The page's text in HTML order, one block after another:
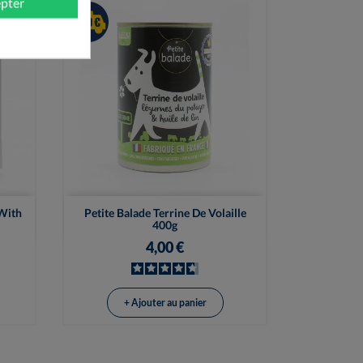
Petite Balade Terrine De Volaille
400g
4,00 €
Vue rapide
+ Ajouter au panier